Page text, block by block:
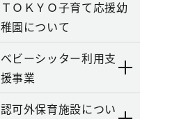
ＴＯＫＹＯ子育て応援幼
稚園について
ベビーシッター利用支
援事業
認可外保育施設につい